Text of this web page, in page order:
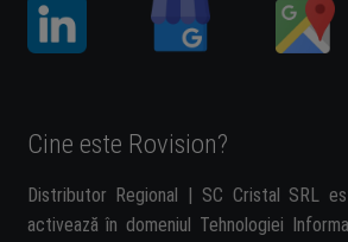
Cine este Rovision?
Distributor Regional | SC Cristal SRL
activează în domeniul Tehnologiei